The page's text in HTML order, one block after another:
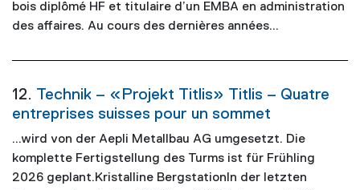
bois diplômé HF et titulaire d’un EMBA en administration
des affaires. Au cours des dernières années...
12. Technik – «Projekt Titlis» Titlis – Quatre
entreprises suisses pour un sommet
...wird von der Aepli Metallbau AG umgesetzt. Die
komplette Fertigstellung des Turms ist für Frühling
2026 geplant.Kristalline BergstationIn der letzten